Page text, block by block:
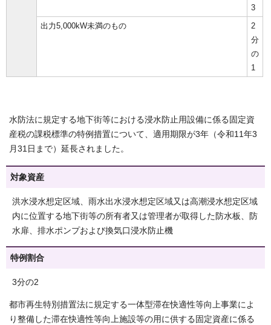
3
出力5,000kW未満のもの
2
分
の
1
水防法に規定する地下街等における浸水防止用設備に係る固定資
産税の課税標準の特例措置について、適用期限が3年（令和11年3
月31日まで）延長されました。
対象資産
洪水浸水想定区域、雨水出水浸水想定区域又は高潮浸水想定区域
内に位置する地下街等の所有者又は管理者が取得した防水板、防
水扉、排水ポンプおよび換気口浸水防止機
特例割合
3分の2
都市再生特別措置法に規定する一体型滞在快適性等向上事業によ
り整備した滞在快適性等向上施設等の用に供する固定資産に係る